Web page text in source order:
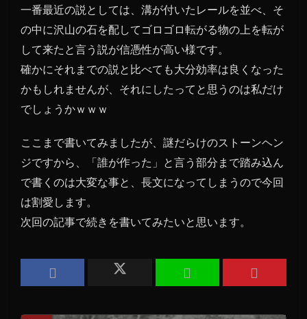
一番最近の説としては、溝が付いたレールを並べ、そ
の中に沢山の石を配してゴロゴロ転がる物の上を転が
して来たと言う説が信憑性が高い様です。
確かにそれまでの説と比べても大分効率は良くなった
かもしれませんが、それにしたってと思うのは私だけ
でしょうかｗｗｗ
ここまで書いてみましたが、謎だらけのストーンヘン
ジですから、「誰が作った」と言う部分まで踏み込ん
で書くのは大変な事と、長文になってしまうので今回
は割愛します。
次回の記事で続きを書いてみたいと思います。